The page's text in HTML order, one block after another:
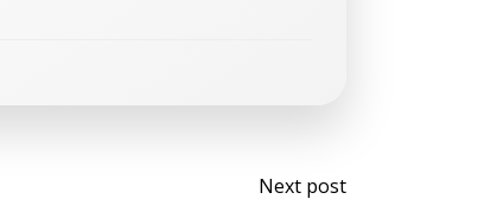
Post
Next post